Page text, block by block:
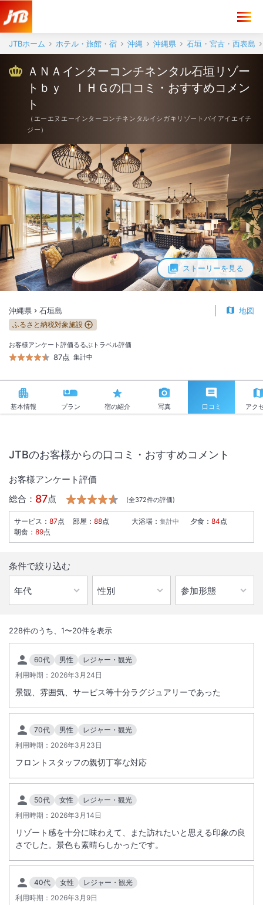
JTBホーム ホテル・旅館・宿 沖縄 沖縄県 石垣・宮古・西表島
ストーリーを見る
ＡＮＡインターコンチネンタル石垣リゾー
トｂｙ ＩＨＧの口コミ・おすすめコメン
ト
（ エーエヌエーインターコンチネンタルイシガキリゾートバイアイエイチ
ジー ）
沖縄県 石垣島 地図
ふるさと納税対象施設
お客様アンケート評価
87点
るるぶトラベル評価
集計中
基本情報 プラン 宿の紹介 写真 口コミ アク
石垣島の自然と文化を取り入れた、落ち着いた島時間を過ごせるラグジ
ュアリーホテル。海を臨む開放感あふれる客室と、リゾートならではの
施設も充実。
総客室数458室
INチェックイン
15:00/ OUT チェックアウト
11:00
駐車場あり
施設からのお知らせ
【空港シャトルバス】
ANAインターコンチネンタル石垣リゾートでは、当リゾートと石垣空港
を結ぶシャトルバスを運行しております。
※お支払いは現金のみとなります。※ご利用は当リゾートご宿泊ゲスト
※満席によりご利用いただけない場合もございます。
※路線バス（アートホテル・ＡＮＡインターコンチネンタル経由空港線/
東運輸運行系統１０番）もご利用いただけます。
JTBのお客様からの口コミ・おすすめコメント
お客様アンケート評価
総合： 87点 (全372件の評価)
サービス ： 87点 部屋 ： 88点 大浴場 ： 集計中 夕食 ： 84点
朝食 ： 89点
条件で絞り込む
228件のうち、 1〜20件を表示
60代 男性
レジャー・観光
利用時期： 2026年3月24日
景観、雰囲気、サービス等十分ラグジュアリーであった
70代 男性
レジャー・観光
利用時期： 2026年3月23日
フロントスタッフの親切丁寧な対応
50代 女性
レジャー・観光
利用時期： 2026年3月14日
リゾート感を十分に味わえて、また訪れたいと思える印象の良
さでした。景色も素晴らしかったです。
40代 女性
レジャー・観光
利用時期： 2026年3月9日